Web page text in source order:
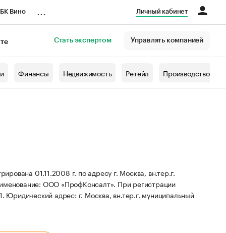
Вино Личный кабинет
Стать экспертом Управлять компанией
Финансы Недвижимость Ретейл Производство
01.11.2008 г. по адресу г. Москва, вн.тер.г.
ООО «ПрофКонсалт». При регистрации
Юридический адрес: г. Москва, вн.тер.г. муниципальный